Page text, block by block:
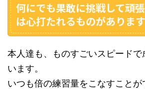
何にでも果敢に挑戦して頑
は心打たれるものがあります
本人達も、ものすごいスピードで
います。
いつも倍の練習量をこなすこと